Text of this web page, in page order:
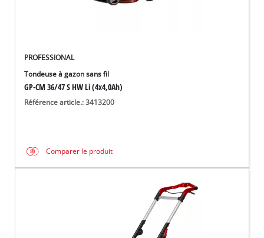
PROFESSIONAL
Tondeuse à gazon sans fil
GP-CM 36/47 S HW Li (4x4,0Ah)
Référence article.: 3413200
Comparer le produit